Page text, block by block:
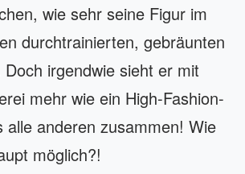
wie sehr seine Figur im
durchtrainierten, gebräunten
irgendwie sieht er mit
mehr wie ein High-Fashion-
alle anderen zusammen! Wie
möglich?!